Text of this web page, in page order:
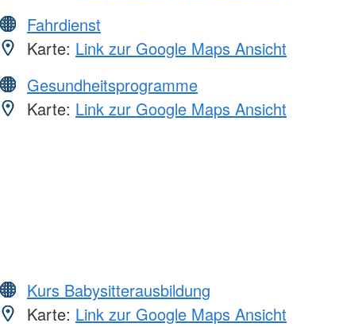
Fahrdienst
Karte: Link zur Google Maps Ansicht
Gesundheitsprogramme
Karte: Link zur Google Maps Ansicht
Kurs Babysitterausbildung
Karte: Link zur Google Maps Ansicht